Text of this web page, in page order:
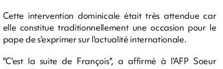
Cette intervention dominicale était très attendue car
elle constitue traditionnellement une occasion pour le
pape de s'exprimer sur l'actualité internationale.
"C'est la suite de François", a affirmé à l'AFP Soeur